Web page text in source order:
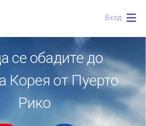
Вход
се обадите до
Корея от Пуерто
Рико